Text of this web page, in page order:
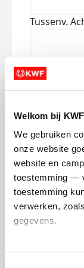
Welkom bij
We gebruiken
onze website
website en
toestemming —
toestemming
verwerken,
gegevens.
Tussenv.
Mobiel
Ik blijf
acties en
bijdragen
Leeshier